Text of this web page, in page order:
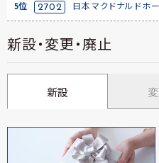
5位 2702 日本マクドナルドホ
新設・変更・廃止
新設